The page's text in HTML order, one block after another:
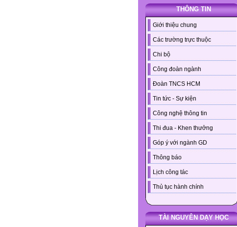
THÔNG TIN
Giới thiệu chung
Các trường trực thuộc
Chi bộ
Công đoàn ngành
Đoàn TNCS HCM
Tin tức - Sự kiện
Công nghệ thông tin
Thi đua - Khen thưởng
Góp ý với ngành GD
Thông báo
Lịch công tác
Thủ tục hành chính
TÀI NGUYÊN DẠY HỌC